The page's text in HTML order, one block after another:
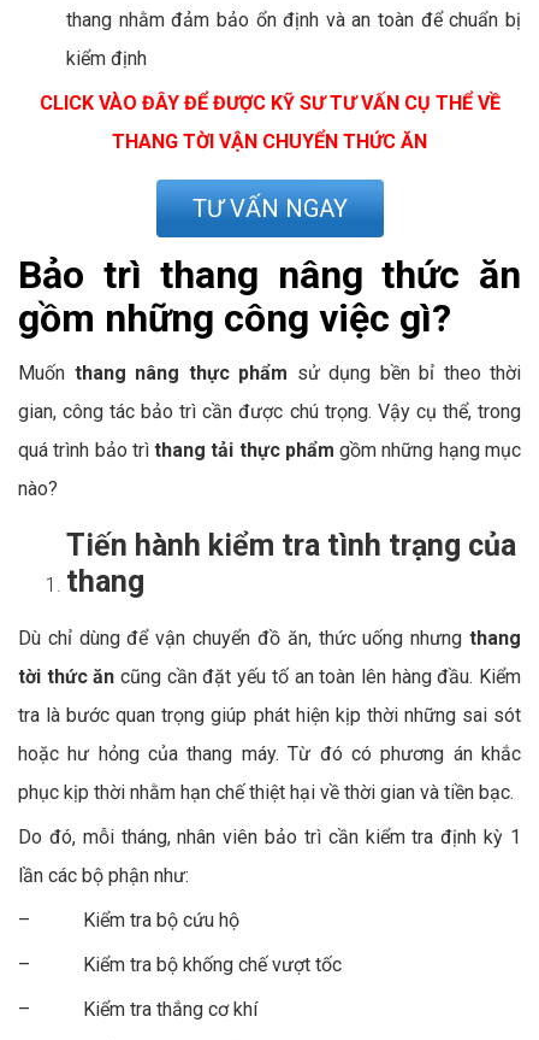
thang nhằm đảm bảo ổn định và an toàn để chuẩn bị
kiểm định
CLICK VÀO ĐÂY ĐỂ ĐƯỢC KỸ SƯ TƯ VẤN CỤ THỂ VỀ
THANG TỜI VẬN CHUYỂN THỨC ĂN
TƯ VẤN NGAY
Bảo trì thang nâng thức ăn
gồm những công việc gì?
Muốn thang nâng thực phẩm sử dụng bền bỉ theo thời
gian, công tác bảo trì cần được chú trọng. Vậy cụ thể, trong
quá trình bảo trìthang tải thực phẩmgồm những hạng mục
nào?
Tiến hành kiểm tra tình trạng của
thang
Dù chỉ dùng để vận chuyển đồ ăn, thức uống nhưng thang
tời thức ăn cũng cần đặt yếu tố an toàn lên hàng đầu. Kiểm
tra là bước quan trọng giúp phát hiện kịp thời những sai sót
hoặc hư hỏng của thang máy. Từ đó có phương án khắc
phục kịp thời nhằm hạn chế thiệt hại về thời gian và tiền bạc.
Do đó, mỗi tháng, nhân viên bảo trì cần kiểm tra định kỳ 1
lần các bộ phận như:
– Kiểm tra bộ cứu hộ
– Kiểm tra bộ khống chế vượt tốc
– Kiểm tra thắng cơ khí